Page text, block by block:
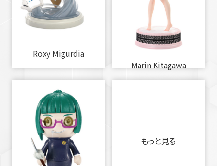
Roxy Migurdia
Marin Kitagawa
もっと見る